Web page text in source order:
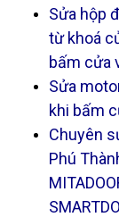
Sửa hộp
từ khoá
bấm cửa
Sửa
khi bấm
Chuyên
Phú